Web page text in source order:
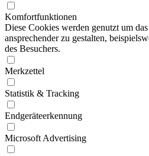
Komfortfunktionen
Diese Cookies werden genutzt um
ansprechender zu gestalten,
des Besuchers.
Merkzettel
Statistik & Tracking
Endgeräteerkennung
Microsoft Advertising